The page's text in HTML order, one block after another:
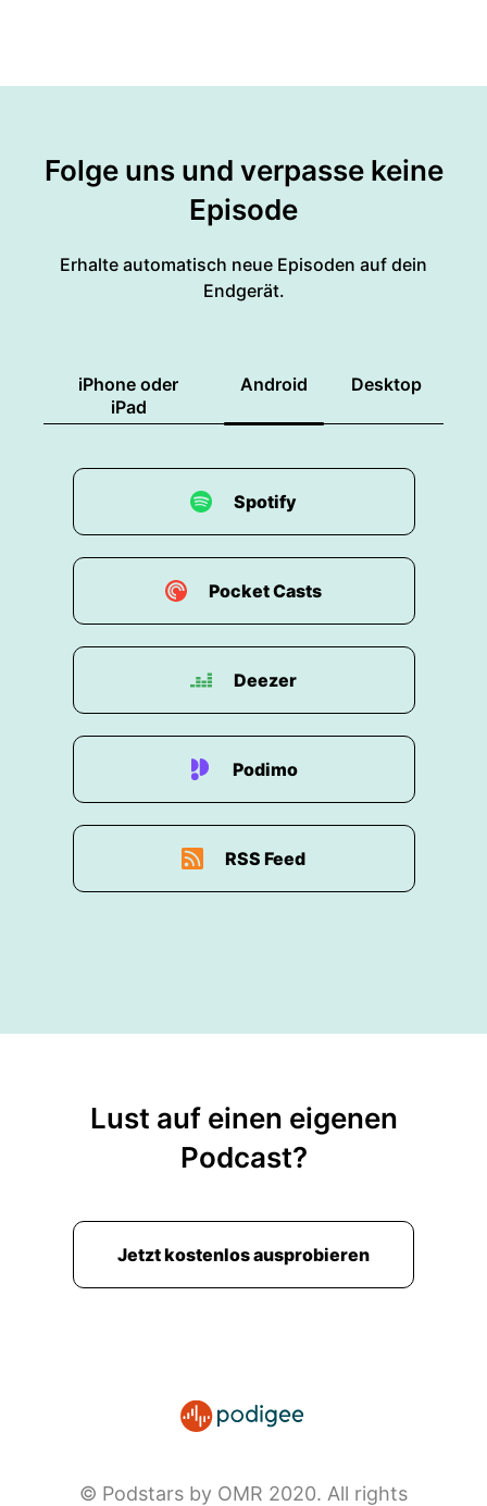
Folge uns und verpasse keine
Episode
Erhalte automatisch neue Episoden auf dein
Endgerät.
iPhone oder
iPad
Android Desktop
Spotify
Pocket Casts
Deezer
Podimo
RSS Feed
Lust auf einen eigenen
Podcast?
Jetzt kostenlos ausprobieren
© Podstars by OMR 2020. All rights